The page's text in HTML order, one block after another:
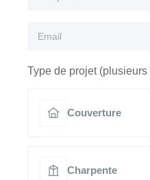
Type de projet
Couverture
Charpente